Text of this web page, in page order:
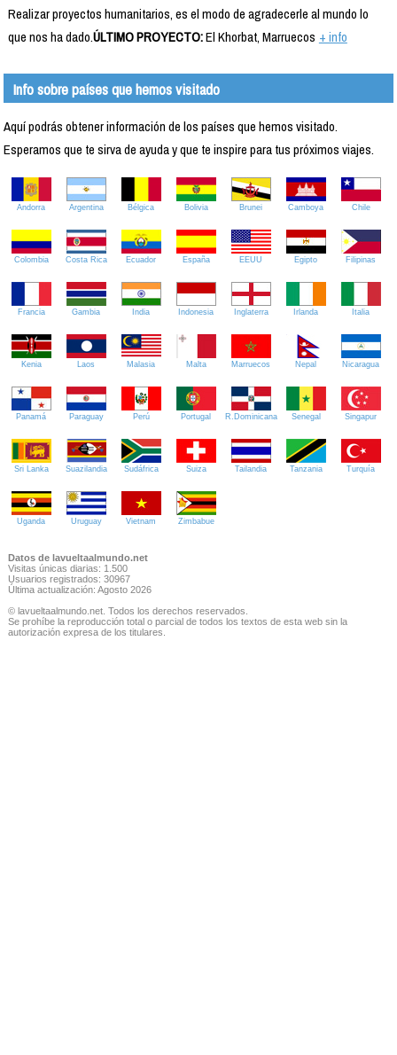
Realizar proyectos humanitarios, es el modo de agradecerle al mundo lo
que nos ha dado.ÚLTIMO PROYECTO:El Khorbat, Marruecos + info
Info sobre países que hemos visitado
Aquí podrás obtener información de los países que hemos visitado.
Esperamos que te sirva de ayuda y que te inspire para tus próximos viajes.
Andorra Argentina Bélgica Bolivia Brunei Camboya Chile
Colombia Costa Rica Ecuador España EEUU Egipto Filipinas
Francia Gambia India Indonesia Inglaterra Irlanda Italia
Kenia Laos Malasia Malta Marruecos Nepal Nicaragua
Panamá Paraguay Perú Portugal R.Dominicana Senegal Singapur
Sri Lanka Suazilandia Sudáfrica Suiza Tailandia Tanzania Turquía
Uganda Uruguay Vietnam Zimbabue
Datos de lavueltaalmundo.net
Visitas únicas diarias: 1.500
Usuarios registrados: 30967
Última actualización: Agosto 2026
© lavueltaalmundo.net. Todos los derechos reservados.
Se prohíbe la reproducción total o parcial de todos los textos de esta web sin la
autorización expresa de los titulares.